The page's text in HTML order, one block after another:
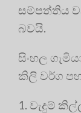
සම්පත්තිය
බවයි.
සිංහල
කිලි වර්ග
1. වැදුම්